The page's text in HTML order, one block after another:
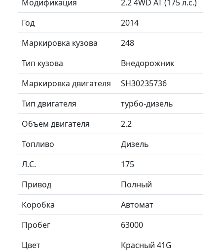
Модификация
2.2 4WD AT (175 л.с.)
Год
2014
Маркировка кузова
248
Тип кузова
Внедорожник
Маркировка двигателя
SH30235736
Тип двигателя
турбо-дизель
Объем двигателя
2.2
Топливо
Дизель
Л.C.
175
Привод
Полный
Коробка
Автомат
Пробег
63000
Цвет
Красный 41G